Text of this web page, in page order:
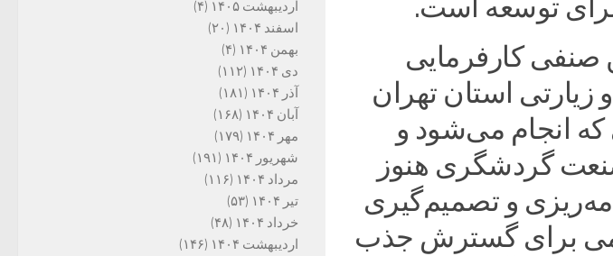
توسعه است.
صنفی کارفرمایی
استان تهران
که انجام می‌شود و
گردشگری هنوز
و تصمیم‌گیری
برای گسترش جذب
اردیبهشت ۱۴۰۵
(۴)
اسفند ۱۴۰۴
(۲۰)
بهمن ۱۴۰۴
(۴)
دی ۱۴۰۴
(۱۱۲)
آذر ۱۴۰۴
(۱۸۱)
آبان ۱۴۰۴
(۱۶۸)
مهر ۱۴۰۴
(۱۷۹)
شهریور ۱۴۰۴
(۱۹۱)
مرداد ۱۴۰۴
(۱۱۶)
تیر ۱۴۰۴
(۵۳)
خرداد ۱۴۰۴
(۴۸)
اردیبهشت ۱۴۰۴
(۱۴۶)